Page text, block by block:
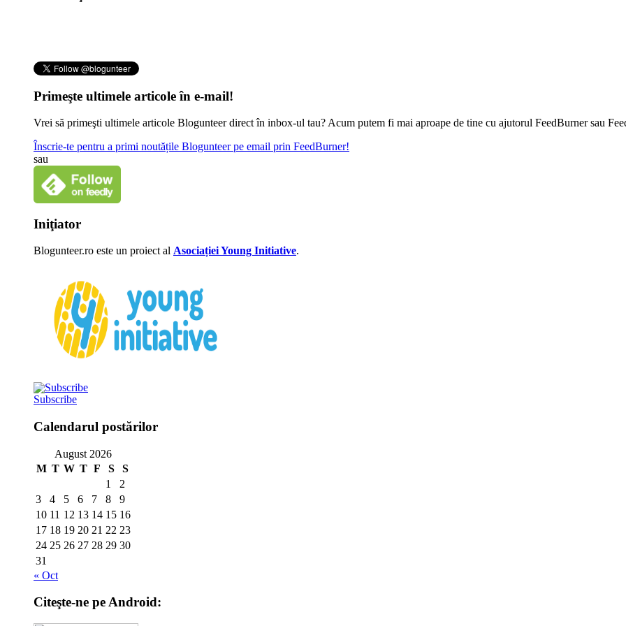
Primeşte ultimele articole în e-mail!
Vrei să primeşti ultimele articole Blogunteer direct în inbox-ul tau? Acum putem fi mai aproape de tine cu ajutorul FeedBurner sau
Înscrie-te pentru a primi noutățile Blogunteer pe email prin FeedBurner!
sau
Iniţiator
Blogunteer.ro este un proiect al Asociației Young Initiative.
Subscribe
Calendarul postărilor
August 2026
M T W T F S
S
1
2
3
4 5 6 7 8
9
10 11 12 13 14 15 16
17 18 19 20 21 22 23
24 25 26 27 28 29 30
31
« Oct
Citeşte-ne pe Android: